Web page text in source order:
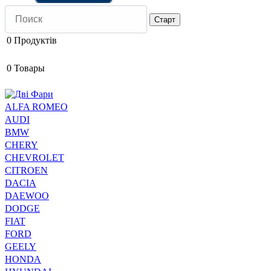
0 Продуктів
0 Товары
ALFA ROMEO
AUDI
BMW
CHERY
CHEVROLET
CITROEN
DACIA
DAEWOO
DODGE
FIAT
FORD
GEELY
HONDA